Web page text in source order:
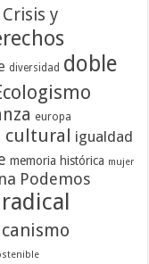
Crisis y
diversidad doble
europa
cultural igualdad
memoria histórica mujer
Podemos
radical